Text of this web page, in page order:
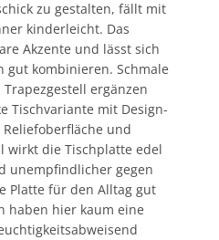
zu gestalten, fällt mit
kinderleicht. Das
Akzente und lässt sich
gut kombinieren. Schmale
ergänzen
Tischvariante mit Design-
und
wirkt die Tischplatte edel
unempfindlicher gegen
Platte für den Alltag gut
haben hier kaum eine